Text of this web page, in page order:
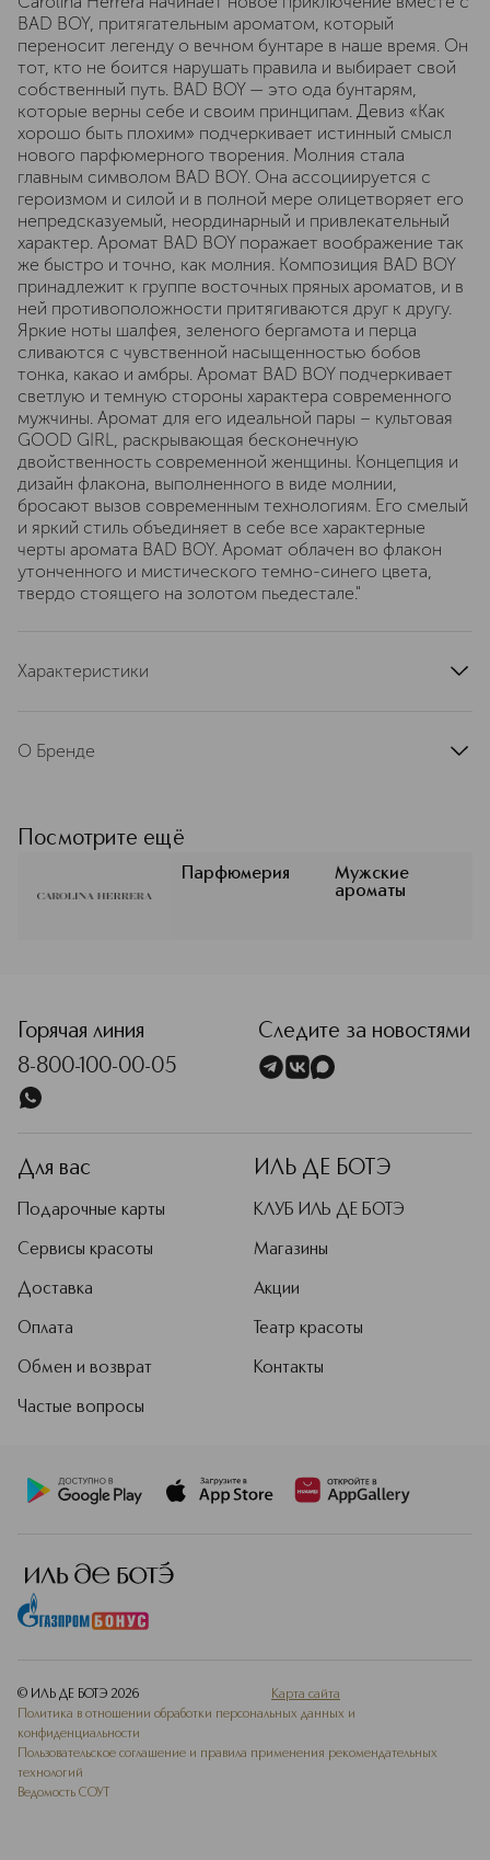
BAD BOY, притягательным ароматом, который
переносит легенду о вечном бунтаре в наше время. Он
тот, кто не боится нарушать правила и выбирает свой
собственный путь. BAD BOY — это ода бунтарям,
которые верны себе и своим принципам. Девиз «Как
хорошо быть плохим» подчеркивает истинный смысл
нового парфюмерного творения. Молния стала
главным символом BAD BOY. Она ассоциируется с
героизмом и силой и в полной мере олицетворяет его
непредсказуемый, неординарный и привлекательный
характер. Аромат BAD BOY поражает воображение так
же быстро и точно, как молния. Композиция BAD BOY
принадлежит к группе восточных пряных ароматов, и в
ней противоположности притягиваются друг к другу.
Яркие ноты шалфея, зеленого бергамота и перца
сливаются с чувственной насыщенностью бобов
тонка, какао и амбры. Аромат BAD BOY подчеркивает
светлую и темную стороны характера современного
мужчины. Аромат для его идеальной пары – культовая
GOOD GIRL, раскрывающая бесконечную
двойственность современной женщины. Концепция и
дизайн флакона, выполненного в виде молнии,
бросают вызов современным технологиям. Его смелый
и яркий стиль объединяет в себе все характерные
черты аромата BAD BOY. Аромат облачен во флакон
утонченного и мистического темно-синего цвета,
твердо стоящего на золотом пьедестале."
Характеристики
артикул
О Бренде
парфюмерии. В композициях бренда
нет перегруженности или
чрезмерной сладости,
присутствуют запоминающиеся
Посмотрите ещё
Парфюмерия
Мужские
ароматы
Горячая линия
8-800-100-00-05
Следите за новостями
Для вас
Подарочные карты
Сервисы красоты
Доставка
Оплата
Обмен и возврат
Частые вопросы
ИЛЬ ДЕ БОТЭ
КЛУБ ИЛЬ ДЕ БОТЭ
Магазины
Акции
Театр красоты
Контакты
© ИЛЬ ДЕ БОТЭ 2026
Карта сайта
Политика в отношении обработки персональных данных и
конфиденциальности
Пользовательское соглашение и правила применения рекомендательных
технологий
Ведомость СОУТ